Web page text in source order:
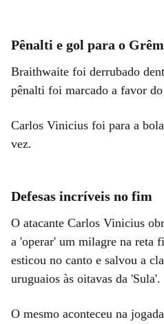
Pênalti e gol para o
Braithwaite foi derrubado
pênalti foi marcado a favor
Carlos Vinicius foi para a
vez.
Defesas incríveis no fim
O atacante Carlos Vinicius
a 'operar' um milagre na reta
esticou no canto e salvou a
uruguaios às oitavas da 'Sula'.
O mesmo aconteceu na